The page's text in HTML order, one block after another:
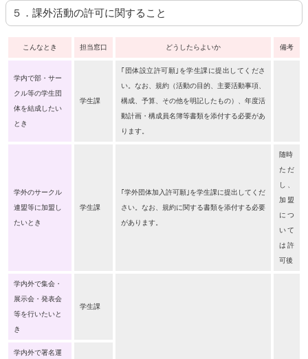
５．課外活動の許可に関すること
こんなとき 担当窓口 どうしたらよいか 備考
学内で部・サー
クル等の学生団
体を結成したい
とき
学生課
｢団体設立許可願｣を学生課に提出してくださ
い。なお、規約（活動の目的、主要活動事項、
構成、予算、その他を明記したもの）、年度活
動計画・構成員名簿等書類を添付する必要があ
ります。
学外のサークル
連盟等に加盟し
たいとき
学生課
｢学外団体加入許可願｣を学生課に提出してくだ
さい。なお、規約に関する書類を添付する必要
があります。
随時
ただ
し、
加盟
につ
いて
は許
可後
学内外で集会・
展示会・発表会
等を行いたいと
き
学生課
学内外で署名運